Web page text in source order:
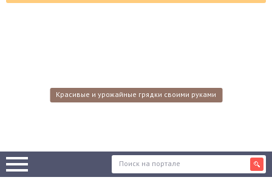
Красивые и урожайные грядки своими руками